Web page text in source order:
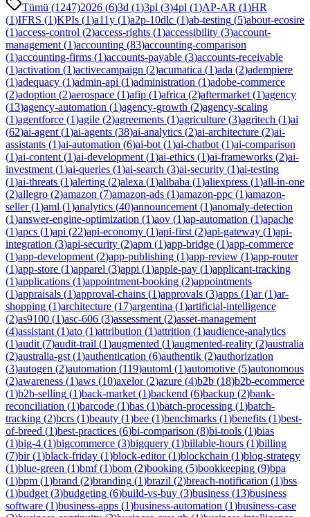
Tümü (1247)2026 (6)3d (1)3pl (3)4pl (1)AP-AR (1)HR
(1)IFRS (1)KPIs (1)a11y (1)a2p-10dlc (1)ab-testing (5)about-ecosire
(1)access-control (2)access-rights (1)accessibility (3)account-
management (1)accounting (83)accounting-comparison
(1)accounting-firms (1)accounts-payable (3)accounts-receivable
(1)activation (1)activecampaign (2)acumatica (1)ada (2)adempiere
(1)adequacy (1)admin-api (1)administration (1)adobe-commerce
(2)adoption (2)aerospace (1)afip (1)africa (2)aftermarket (1)agency
(13)agency-automation (1)agency-growth (2)agency-scaling
(1)agentforce (1)agile (2)agreements (1)agriculture (3)agritech (1)ai
(62)ai-agent (1)ai-agents (38)ai-analytics (2)ai-architecture (2)ai-
assistants (1)ai-automation (6)ai-bot (1)ai-chatbot (1)ai-comparison
(1)ai-content (1)ai-development (1)ai-ethics (1)ai-frameworks (2)ai-
investment (1)ai-queries (1)ai-search (3)ai-security (1)ai-testing
(1)ai-threats (1)alerting (2)alexa (1)alibaba (1)aliexpress (1)all-in-one
(2)allegro (2)amazon (7)amazon-ads (1)amazon-ppc (1)amazon-
seller(1)aml (1)analytics (40)announcement (1)anomaly-detection
(1)answer-engine-optimization (1)aov (1)ap-automation (1)apache
(1)apcs (1)api (22)api-economy (1)api-first (2)api-gateway (1)api-
integration (3)api-security (2)apm (1)app-bridge (1)app-commerce
(1)app-development (2)app-publishing (1)app-review (1)app-router
(1)app-store (1)apparel (3)appi (1)apple-pay (1)applicant-tracking
(1)applications (1)appointment-booking (2)appointments
(1)appraisals (1)approval-chains (1)approvals (3)apps (1)ar(1)ar-
shopping (1)architecture (17)argentina (1)artificial-intelligence
(2)as9100 (1)asc-606 (3)assessment (2)asset-management
(4)assistant (1)ato (1)attribution (1)attrition (1)audience-analytics
(1)audit (7)audit-trail (1)augmented (1)augmented-reality (2)australia
(2)australia-gst (1)authentication (6)authentik (2)authorization
(3)autogen (2)automation (119)automl (1)automotive (5)autonomous
(2)awareness (1)aws (10)axelor(2)azure (4)b2b (18)b2b-ecommerce
(1)b2b-selling (1)back-market (1)backend (6)backup (2)bank-
reconciliation (1)barcode (1)bas (1)batch-processing (1)batch-
tracking (2)bcrs (1)beauty (1)bee (1)benchmarks (1)benefits (1)best-
of-breed (1)best-practices (6)bi-comparison (8)bi-tools (1)bias
(1)big-4 (1)bigcommerce (3)bigquery (1)billable-hours (1)billing
(7)bir(1)black-friday (1)block-editor(1)blockchain (1)blog-strategy
(1)blue-green (1)bmf(1)bom (2)booking (5)bookkeeping (9)bpa
(1)bpm (1)brand (2)branding (1)brazil (2)breach-notification (1)bss
(1)budget (3)budgeting (6)build-vs-buy (3)business (13)business
software (1)business-apps (1)business-automation (1)business-case